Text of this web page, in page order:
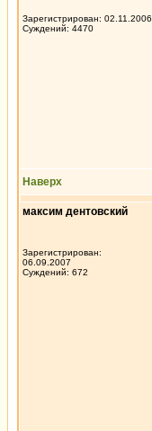
Зарегистрирован: 02.11.2006
Суждений: 4470
Наверх
максим дентовский
Зарегистрирован:
06.09.2007
Суждений: 672